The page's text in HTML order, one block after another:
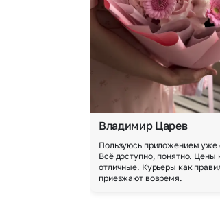
Владимир Царев
Пользуюсь приложением уже
Всё доступно, понятно. Цены
отличные. Курьеры как
приезжают вовремя.